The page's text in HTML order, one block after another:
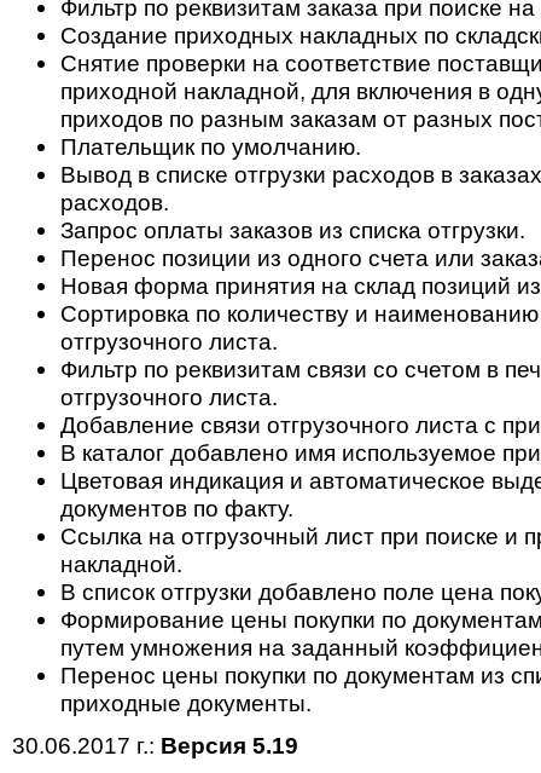
Фильтр по реквизитам заказа при поиске
Создание приходных накладных по
Снятие проверки на соответствие
приходной накладной, для включения в
приходов по разным заказам от разных
Плательщик по умолчанию.
Вывод в списке отгрузки расходов в
расходов.
Запрос оплаты заказов из списка отгрузки.
Перенос позиции из одного счета или
Новая форма принятия на склад позиций из
Сортировка по количеству и
отгрузочного листа.
Фильтр по реквизитам связи со счетом в
отгрузочного листа.
Добавление связи отгрузочного листа с
В каталог добавлено имя используемое
Цветовая индикация и автоматическое
документов по факту.
Ссылка на отгрузочный лист при поиске и
накладной.
В список отгрузки добавлено поле цена
Формирование цены покупки по документам
путем умножения на заданный
Перенос цены покупки по документам из
приходные документы.
30.06.2017 г.: Версия 5.19